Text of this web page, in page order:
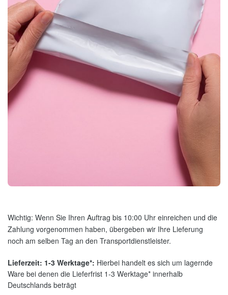
Wichtig: Wenn Sie Ihren Auftrag bis 10:00 Uhr einreichen und die
Zahlung vorgenommen haben, übergeben wir Ihre Lieferung
noch am selben Tag an den Transportdienstleister.
Lieferzeit: 1-3 Werktage*: Hierbei handelt es sich um lagernde
Ware bei denen die Lieferfrist 1-3 Werktage* innerhalb
Deutschlands beträgt